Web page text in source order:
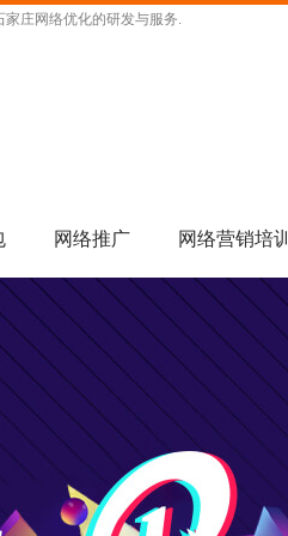
庄网络优化的研发与服务.
网络推广 网络营销培训